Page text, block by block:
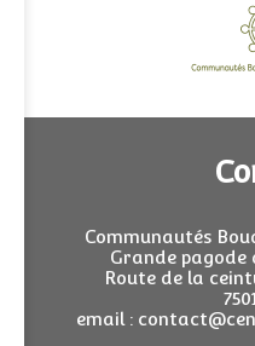
Communautés
Grande pagode
Route de la
email :